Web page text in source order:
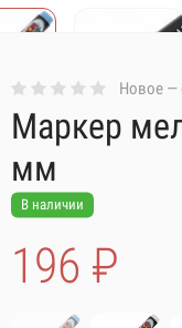
Новое —
Маркер
мм
В наличии
196 ₽